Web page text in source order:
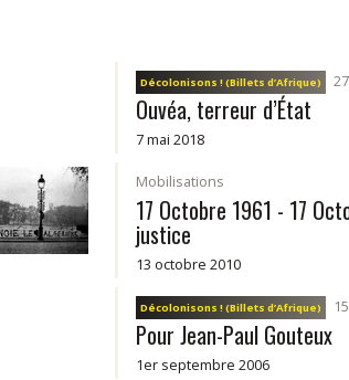
Décolonisons ! (Billets d’Afrique)
Ouvéa, terreur d’État
7 mai 2018
Mobilisations
17 Octobre 1961 - 17
justice
13 octobre 2010
Décolonisons ! (Billets d’Afrique)
Pour Jean-Paul Gouteux
1er septembre 2006